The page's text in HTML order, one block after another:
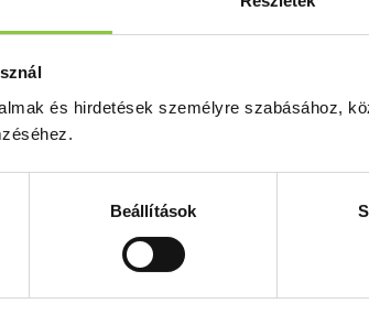
és hirdetések személyre szabásához,
Beállítások